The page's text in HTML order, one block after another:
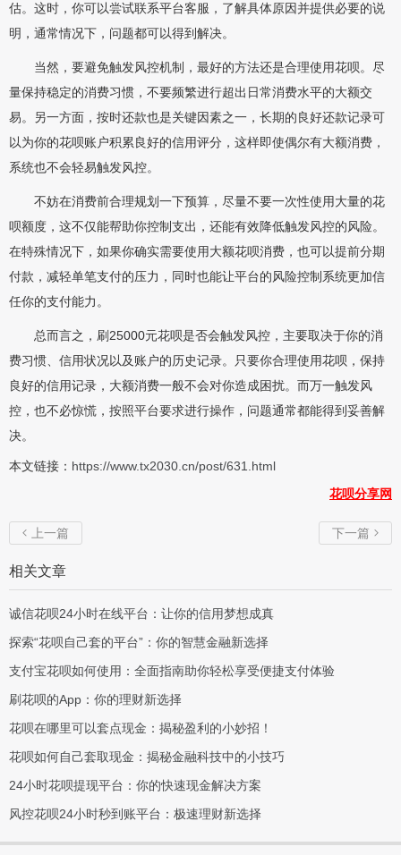
估。这时，你可以尝试联系平台客服，了解具体原因并提供必要的说
明，通常情况下，问题都可以得到解决。
当然，要避免触发风控机制，最好的方法还是合理使用花呗。尽
量保持稳定的消费习惯，不要频繁进行超出日常消费水平的大额交
易。另一方面，按时还款也是关键因素之一，长期的良好还款记录可
以为你的花呗账户积累良好的信用评分，这样即使偶尔有大额消费，
系统也不会轻易触发风控。
不妨在消费前合理规划一下预算，尽量不要一次性使用大量的花
呗额度，这不仅能帮助你控制支出，还能有效降低触发风控的风险。
在特殊情况下，如果你确实需要使用大额花呗消费，也可以提前分期
付款，减轻单笔支付的压力，同时也能让平台的风险控制系统更加信
任你的支付能力。
总而言之，刷25000元花呗是否会触发风控，主要取决于你的消
费习惯、信用状况以及账户的历史记录。只要你合理使用花呗，保持
良好的信用记录，大额消费一般不会对你造成困扰。而万一触发风
控，也不必惊慌，按照平台要求进行操作，问题通常都能得到妥善解
决。
本文链接： https://www.tx2030.cn/post/631.html
花呗分享网
 上一篇 下一篇 
相关文章
诚信花呗24小时在线平台：让你的信用梦想成真
探索“花呗自己套的平台”：你的智慧金融新选择
支付宝花呗如何使用：全面指南助你轻松享受便捷支付体验
刷花呗的App：你的理财新选择
花呗在哪里可以套点现金：揭秘盈利的小妙招！
花呗如何自己套取现金：揭秘金融科技中的小技巧
24小时花呗提现平台：你的快速现金解决方案
风控花呗24小时秒到账平台：极速理财新选择